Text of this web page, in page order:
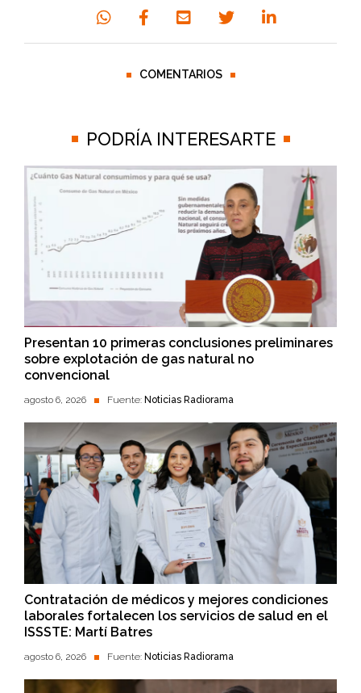
COMENTARIOS
PODRÍA INTERESARTE
Presentan 10 primeras conclusiones preliminares
sobre explotación de gas natural no
convencional
agosto 6, 2026 Fuente: Noticias Radiorama
Contratación de médicos y mejores condiciones
laborales fortalecen los servicios de salud en el
ISSSTE: Martí Batres
agosto 6, 2026 Fuente: Noticias Radiorama